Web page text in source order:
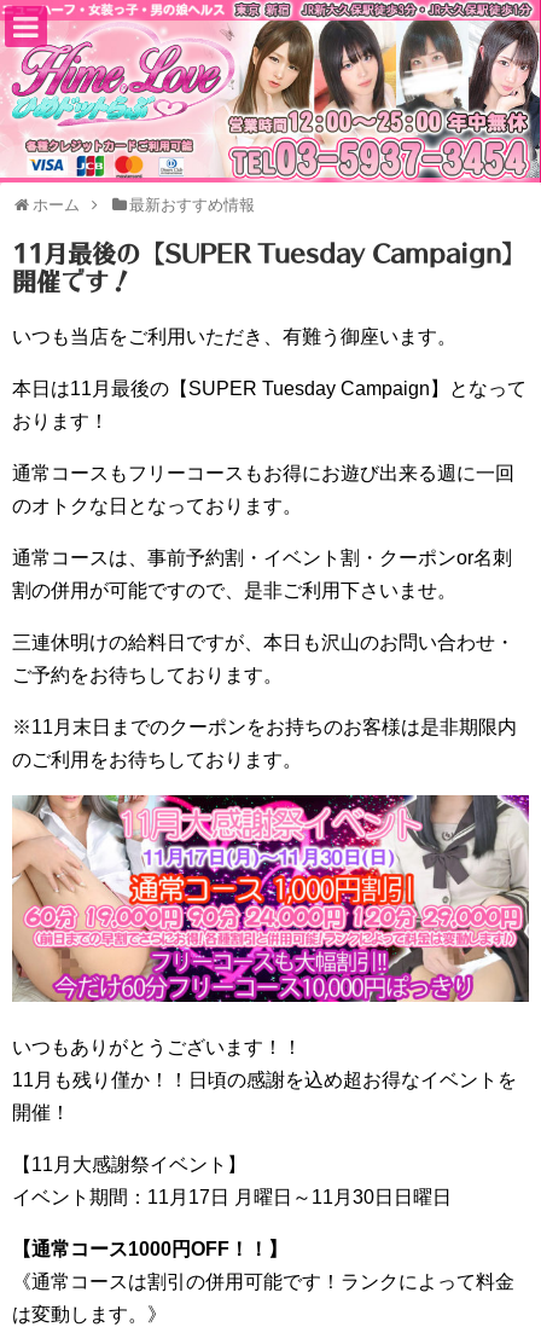
ホーム 最新おすすめ情報
11月最後の【SUPER Tuesday Campaign】
開催です！
いつも当店をご利用いただき、有難う御座います。
本日は11月最後の【SUPER Tuesday Campaign】となって
おります！
通常コースもフリーコースもお得にお遊び出来る週に一回
のオトクな日となっております。
通常コースは、事前予約割・イベント割・クーポンor名刺
割の併用が可能ですので、是非ご利用下さいませ。
三連休明けの給料日ですが、本日も沢山のお問い合わせ・
ご予約をお待ちしております。
※11月末日までのクーポンをお持ちのお客様は是非期限内
のご利用をお待ちしております。
いつもありがとうございます！！
11月も残り僅か！！日頃の感謝を込め超お得なイベントを
開催！
【11月大感謝祭イベント】
イベント期間：11月17日 月曜日～11月30日日曜日
【通常コース1000円OFF！！】
《通常コースは割引の併用可能です！ランクによって料金
は変動します。》